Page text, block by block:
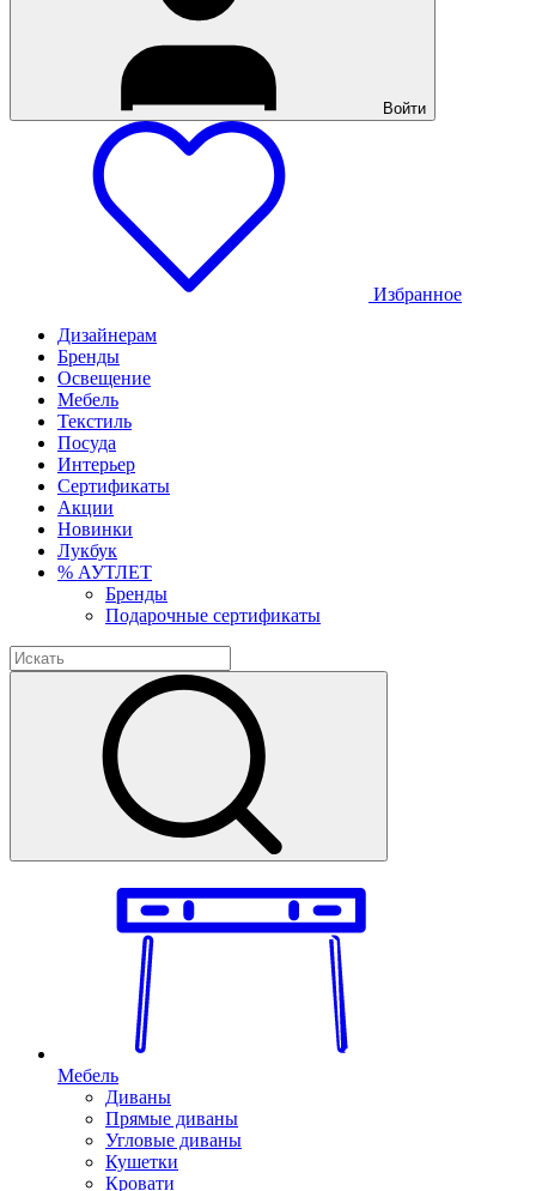
Войти
Избранное
Дизайнерам
Бренды
Освещение
Мебель
Текстиль
Посуда
Интерьер
Сертификаты
Акции
Новинки
Лукбук
% АУТЛЕТ
Бренды
Подарочные сертификаты
Мебель
Диваны
Прямые диваны
Угловые диваны
Кушетки
Кровати